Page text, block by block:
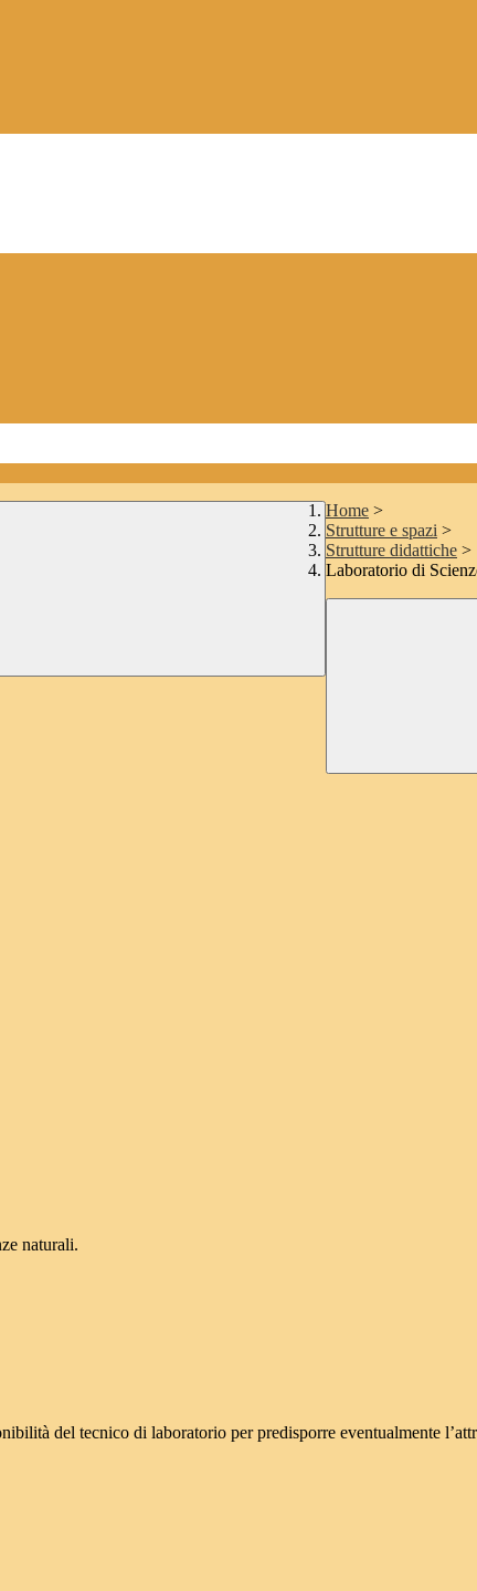
Home >
Strutture e spazi >
Strutture didattiche >
Laboratorio di
naturali.
del tecnico di laboratorio per predisporre eventualmente